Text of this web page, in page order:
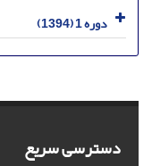
دوره 1 (1394)
دسترسی سریع